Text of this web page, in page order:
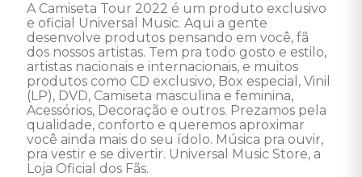
A Camiseta Tour 2022 é um produto exclusivo
e oficial Universal Music. Aqui a gente
desenvolve produtos pensando em você, fã
dos nossos artistas. Tem pra todo gosto e estilo,
artistas nacionais e internacionais, e muitos
produtos como CD exclusivo, Box especial, Vinil
(LP), DVD, Camiseta masculina e feminina,
Acessórios, Decoração e outros. Prezamos pela
qualidade, conforto e queremos aproximar
você ainda mais do seu ídolo. Música pra ouvir,
pra vestir e se divertir. Universal Music Store, a
Loja Oficial dos Fãs.